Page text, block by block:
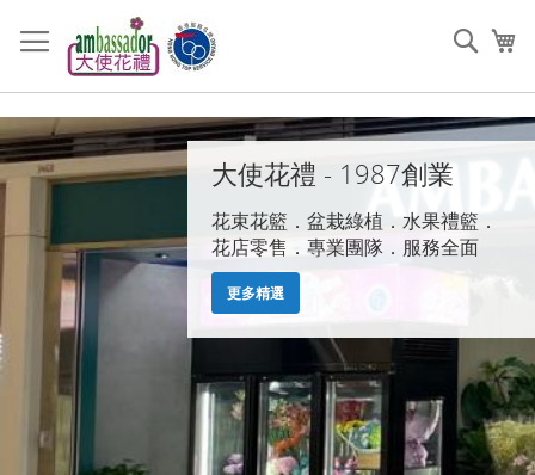
過
到
搜
索
主
頁
大使花禮 - 1987創業
花束花籃．盆栽綠植．水果禮籃．
花店零售．專業團隊．服務全面
更多精選